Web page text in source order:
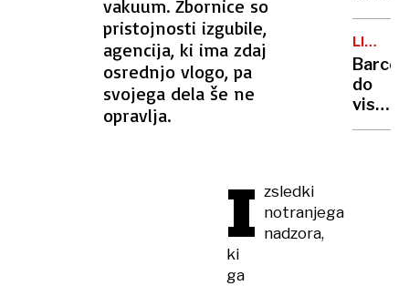
vakuum. Zbornice so
pristojnosti izgubile,
agencija, ki ima zdaj
osrednjo vlogo, pa
svojega dela še ne
opravlja.
I zsledki
notranjega
nadzora,
ki
ga
ljudi
dni
carine,
pa
jih
zvišal
LIGA
do
visoke